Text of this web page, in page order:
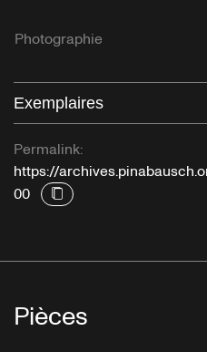
Photographie
Exemplaires
Permalink:
https://
00
Pièces